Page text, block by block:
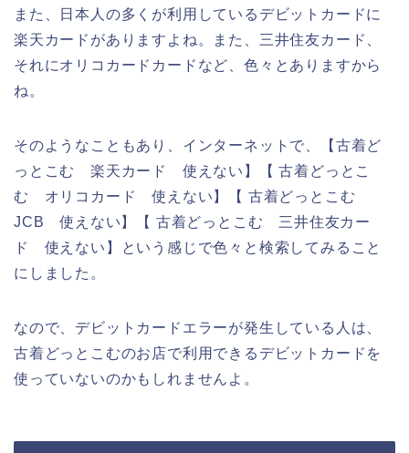
また、日本人の多くが利用しているデビットカードに
楽天カードがありますよね。また、三井住友カード、
それにオリコカードカードなど、色々とありますから
ね。
そのようなこともあり、インターネットで、【古着ど
っとこむ 楽天カード 使えない】【 古着どっとこ
む オリコカード 使えない】【 古着どっとこむ
JCB 使えない】【 古着どっとこむ 三井住友カー
ド 使えない】という感じで色々と検索してみること
にしました。
なので、デビットカードエラーが発生している人は、
古着どっとこむのお店で利用できるデビットカードを
使っていないのかもしれませんよ。